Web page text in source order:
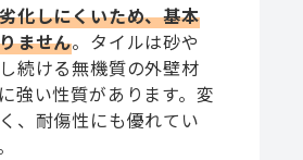
化しにくいため、基本
ません。タイルは砂や
続ける無機質の外壁材
強い性質があります。変
、耐傷性にも優れてい